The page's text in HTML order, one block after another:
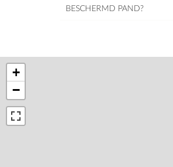
BESCHERMD PAND?
+
−